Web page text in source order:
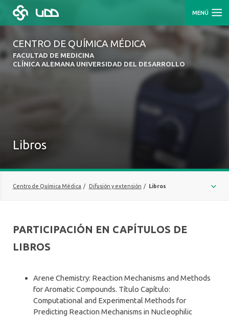
MENÚ
CENTRO DE QUÍMICA MÉDICA
FACULTAD DE MEDICINA
CLÍNICA ALEMANA UNIVERSIDAD DEL DESARROLLO
Libros
Centro de Química Médica / Difusión y extensión / Libros
ARTÍCULOS CIENTÍFICOS
ESTADÍAS DE INVESTIGACIÓN EN EL EXTRANJERO
PRESENTACIONES EN CONGRESOS
PARTICIPACIÓN EN CAPÍTULOS DE
LIBROS
Arene Chemistry: Reaction Mechanisms and Methods
for Aromatic Compounds. Título Capítulo:
Computational and Experimental Methods for
Predicting Reaction Mechanisms in Nucleophilic